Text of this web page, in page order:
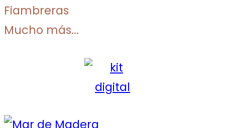
Fiambreras
Mucho más...